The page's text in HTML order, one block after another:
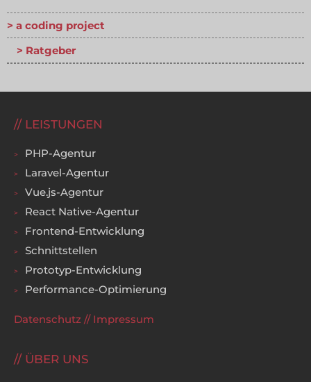
a coding project
Ratgeber
LEISTUNGEN
PHP-Agentur
Laravel-Agentur
Vue.js-Agentur
React Native-Agentur
Frontend-Entwicklung
Schnittstellen
Prototyp-Entwicklung
Performance-Optimierung
Datenschutz // Impressum
ÜBER UNS